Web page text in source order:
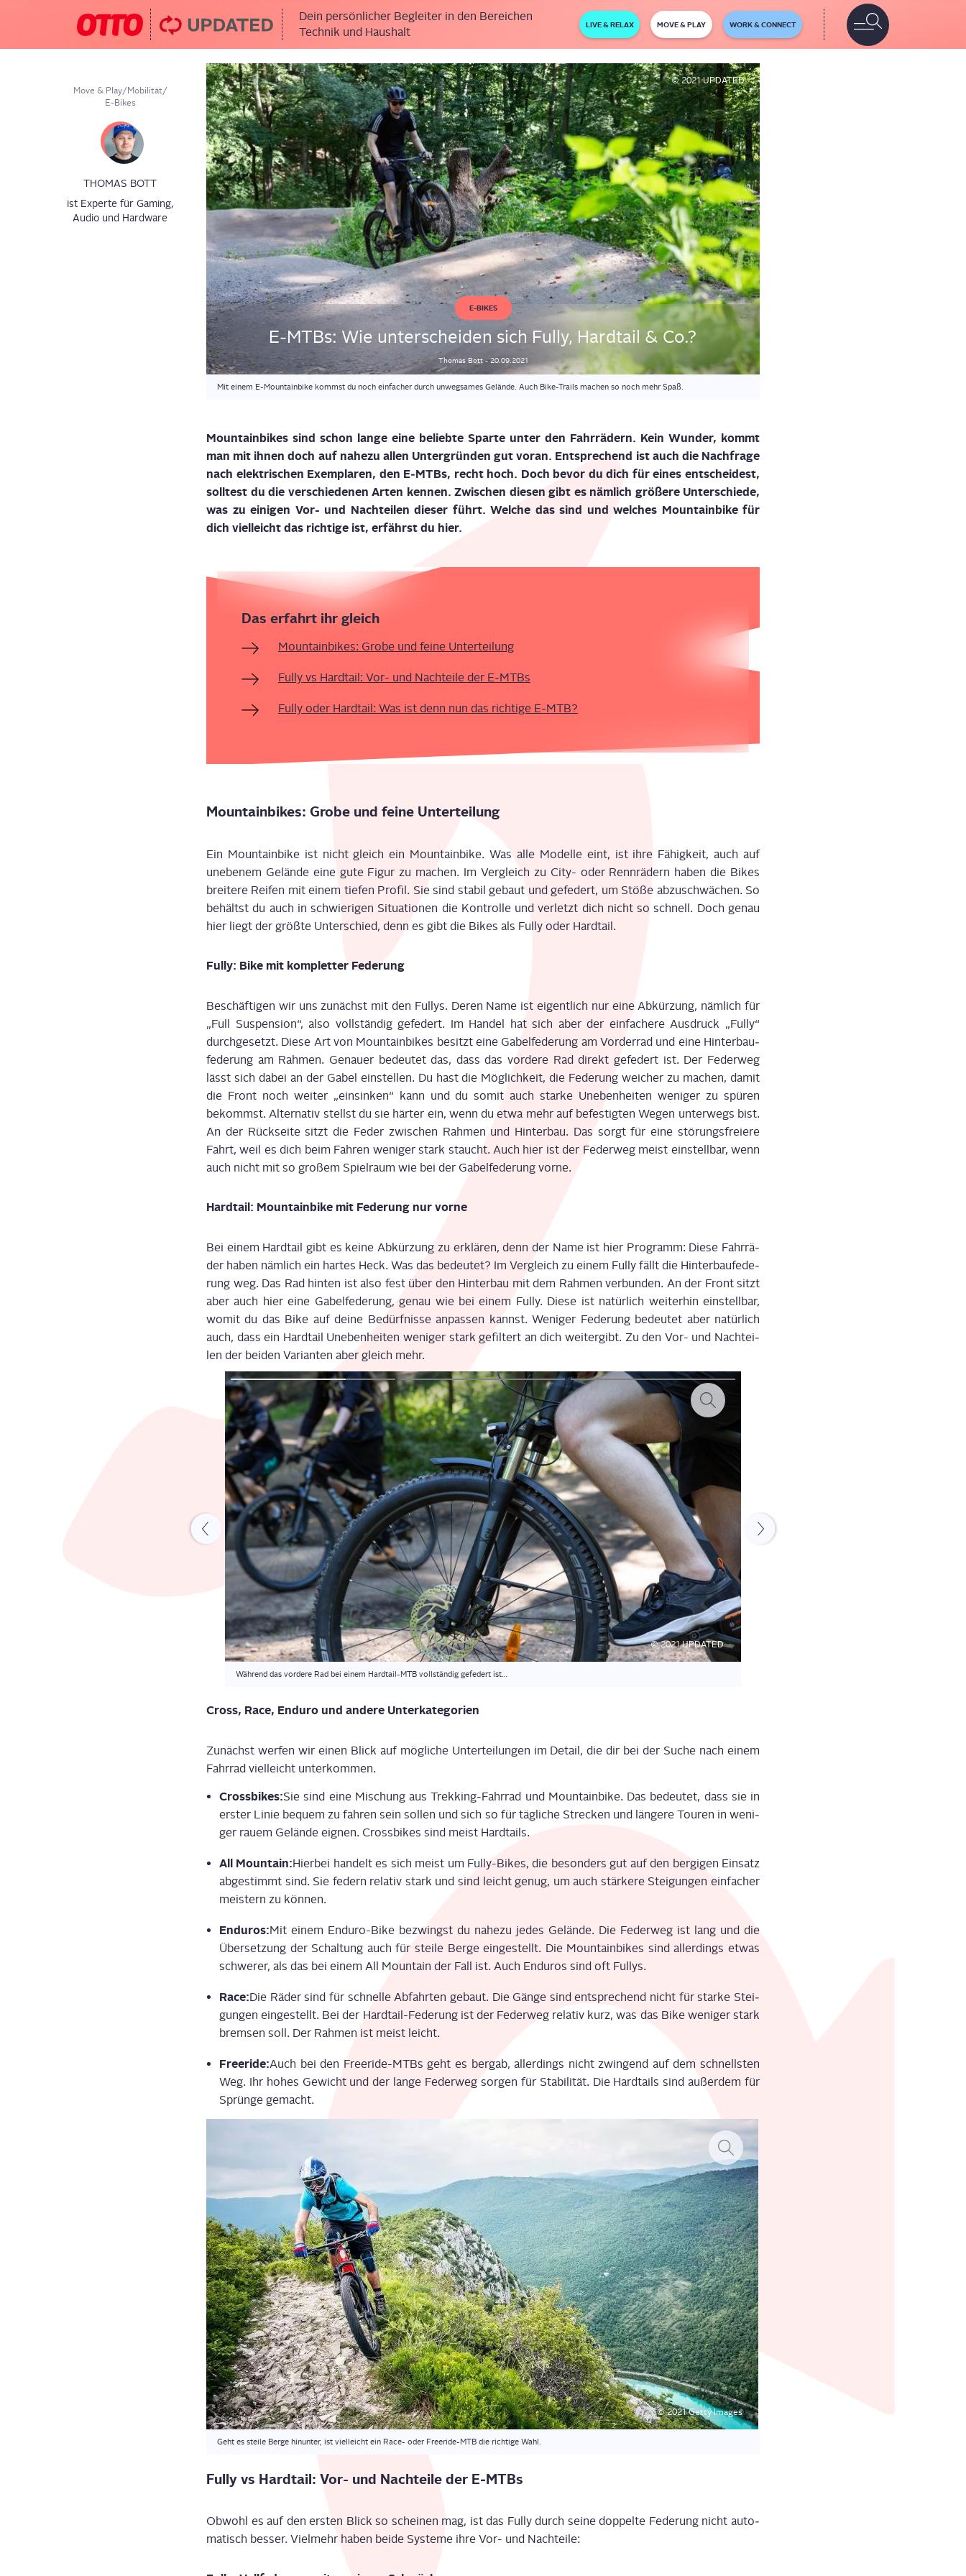
Dein persönlicher Begleiter in den Bereichen
Technik und Haushalt
LIVE & RELAX MOVE & PLAY WORK & CONNECT
Move & Play/Mobilität/
E-Bikes
THOMAS BOTT
ist Experte für Gaming,
Audio und Hardware
© 2021 UPDATED
E-BIKES
E‑MTBs: Wie unter­schei­den sich Ful­ly, Hard­tail & Co.?
Thomas Bott -20.09.2021
Mit einem E-Mountainbike kommst du noch einfacher durch unwegsames Gelände. Auch Bike-Trails machen so noch mehr Spaß.
Moun­tain­bikes sind schon lan­ge eine belieb­te Spar­te unter den Fahr­rä­dern. Kein Wun­der, kommt
man mit ihnen doch auf nahe­zu allen Unter­grün­den gut vor­an. Ent­spre­chend ist auch die Nach­fra­ge
nach elek­tri­schen Exem­pla­ren, den E‑MTBs, recht hoch. Doch bevor du dich für eines ent­schei­dest,
soll­test du die ver­schie­de­nen Arten ken­nen. Zwi­schen die­sen gibt es näm­lich grö­ße­re Unter­schie­de,
was zu eini­gen Vor- und Nach­tei­len die­ser führt. Wel­che das sind und wel­ches Moun­tain­bike für
dich viel­leicht das rich­ti­ge ist, erfährst du hier.
Das erfahrt ihr gleich
Moun­tain­bikes: Gro­be und fei­ne Unterteilung
Ful­ly vs Hard­tail: Vor- und Nach­tei­le der E‑MTBs
Ful­ly oder Hard­tail: Was ist denn nun das rich­ti­ge E‑MTB?
Moun­tain­bikes: Gro­be und fei­ne Unterteilung
Ein Moun­tain­bike ist nicht gleich ein Moun­tain­bike. Was alle Model­le eint, ist ihre Fähig­keit, auch auf
unebe­nem Gelän­de eine gute Figur zu machen. Im Ver­gleich zu City- oder Renn­rä­dern haben die Bikes
brei­te­re Rei­fen mit einem tie­fen Pro­fil. Sie sind sta­bil gebaut und gefe­dert, um Stö­ße abzu­schwä­chen. So
behältst du auch in schwie­ri­gen Situa­tio­nen die Kon­trol­le und ver­letzt dich nicht so schnell. Doch genau
hier liegt der größ­te Unter­schied, denn es gibt die Bikes als Ful­ly oder Hardtail.
Ful­ly: Bike mit kom­plet­ter Federung
Beschäf­ti­gen wir uns zunächst mit den Ful­lys. Deren Name ist eigent­lich nur eine Abkür­zung, näm­lich für
„Full Sus­pen­si­on“, also voll­stän­dig gefe­dert. Im Han­del hat sich aber der ein­fa­che­re Aus­druck „Ful­ly“
durch­ge­setzt. Die­se Art von Moun­tain­bikes besitzt eine Gabel­fe­de­rung am Vor­der­rad und eine Hin­ter­bau­
fe­de­rung am Rah­men. Genau­er bedeu­tet das, dass das vor­de­re Rad direkt gefe­dert ist. Der Feder­weg
lässt sich dabei an der Gabel ein­stel­len. Du hast die Mög­lich­keit, die Fede­rung wei­cher zu machen, damit
die Front noch wei­ter „ein­sin­ken“ kann und du somit auch star­ke Uneben­hei­ten weni­ger zu spü­ren
bekommst. Alter­na­tiv stellst du sie här­ter ein, wenn du etwa mehr auf befes­tig­ten Wegen unter­wegs bist.
An der Rück­sei­te sitzt die Feder zwi­schen Rah­men und Hin­ter­bau. Das sorgt für eine stö­rungs­freie­re
Fahrt, weil es dich beim Fah­ren weni­ger stark staucht. Auch hier ist der Feder­weg meist ein­stell­bar, wenn
auch nicht mit so gro­ßem Spiel­raum wie bei der Gabel­fe­de­rung vorne.
Hard­tail: Moun­tain­bike mit Fede­rung nur vorne
Bei einem Hard­tail gibt es kei­ne Abkür­zung zu erklä­ren, denn der Name ist hier Pro­gramm: Die­se Fahr­rä­
der haben näm­lich ein har­tes Heck. Was das bedeu­tet? Im Ver­gleich zu einem Ful­ly fällt die Hin­ter­bau­fe­de­
rung weg. Das Rad hin­ten ist also fest über den Hin­ter­bau mit dem Rah­men ver­bun­den. An der Front sitzt
aber auch hier eine Gabel­fe­de­rung, genau wie bei einem Ful­ly. Die­se ist natür­lich wei­ter­hin ein­stell­bar,
womit du das Bike auf dei­ne Bedürf­nis­se anpas­sen kannst. Weni­ger Fede­rung bedeu­tet aber natür­lich
auch, dass ein Hard­tail Uneben­hei­ten weni­ger stark gefil­tert an dich wei­ter­gibt. Zu den Vor- und Nach­tei­
len der bei­den Vari­an­ten aber gleich mehr.
© 2021 UPDATED
Wäh­rend das vor­de­re Rad bei einem Hard­tail-MTB voll­stän­dig gefe­dert ist…
Cross, Race, Endu­ro und ande­re Unterkategorien
Zunächst wer­fen wir einen Blick auf mög­li­che Unter­tei­lun­gen im Detail, die dir bei der Suche nach einem
Fahr­rad viel­leicht unterkommen.
Cross­bikes:Sie sind eine Mischung aus Trek­king-Fahr­rad und Moun­tain­bike. Das bedeu­tet, dass sie in
ers­ter Linie bequem zu fah­ren sein sol­len und sich so für täg­li­che Stre­cken und län­ge­re Tou­ren in weni­
ger rau­em Gelän­de eig­nen. Cross­bikes sind meist Hardtails.
All Moun­tain:Hier­bei han­delt es sich meist um Ful­ly-Bikes, die beson­ders gut auf den ber­gi­gen Ein­satz
abge­stimmt sind. Sie federn rela­tiv stark und sind leicht genug, um auch stär­ke­re Stei­gun­gen ein­fa­cher
meis­tern zu können.
Endu­ros:Mit einem Endu­ro-Bike bezwingst du nahe­zu jedes Gelän­de. Die Feder­weg ist lang und die
Über­set­zung der Schal­tung auch für stei­le Ber­ge ein­ge­stellt. Die Moun­tain­bikes sind aller­dings etwas
schwe­rer, als das bei einem All Moun­tain der Fall ist. Auch Endu­ros sind oft Fullys.
Race:Die Räder sind für schnel­le Abfahr­ten gebaut. Die Gän­ge sind ent­spre­chend nicht für star­ke Stei­
gun­gen ein­ge­stellt. Bei der Hard­tail-Fede­rung ist der Feder­weg rela­tiv kurz, was das Bike weni­ger stark
brem­sen soll. Der Rah­men ist meist leicht.
Freeri­de:Auch bei den Freeri­de-MTBs geht es berg­ab, aller­dings nicht zwin­gend auf dem schnells­ten
Weg. Ihr hohes Gewicht und der lan­ge Feder­weg sor­gen für Sta­bi­li­tät. Die Hard­tails sind außer­dem für
Sprün­ge gemacht.
© 2021 Get­ty Images
Geht es stei­le Ber­ge hin­un­ter, ist viel­leicht ein Race- oder Freeri­de-MTB die rich­ti­ge Wahl.
Ful­ly vs Hard­tail: Vor- und Nach­tei­le der E‑MTBs
Obwohl es auf den ers­ten Blick so schei­nen mag, ist das Ful­ly durch sei­ne dop­pel­te Fede­rung nicht auto­
ma­tisch bes­ser. Viel­mehr haben bei­de Sys­te­me ihre Vor- und Nachteile: